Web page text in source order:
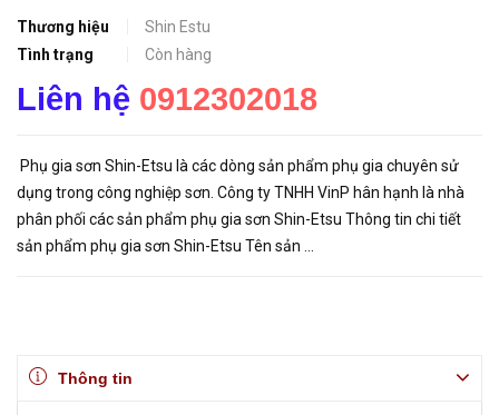
Thương hiệu
Shin Estu
Tình trạng
Còn hàng
Liên hệ 0912302018
Phụ gia sơn Shin-Etsu là các dòng sản phẩm phụ gia chuyên sử
dụng trong công nghiệp sơn. Công ty TNHH VinP hân hạnh là nhà
phân phối các sản phẩm phụ gia sơn Shin-Etsu Thông tin chi tiết
sản phẩm phụ gia sơn Shin-Etsu Tên sản ...
Thông tin